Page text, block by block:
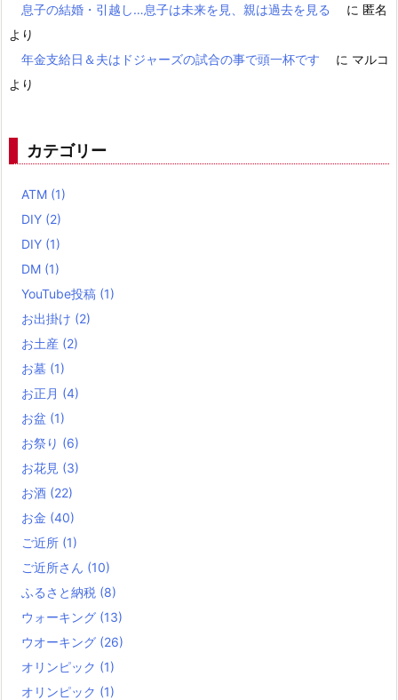
息子の結婚・引越し…息子は未来を見、親は過去を見る
に 匿名
より
年金支給日＆夫はドジャーズの試合の事で頭一杯です
に マルコ
より
カテゴリー
ATM (1)
DIY (2)
DIY (1)
DM (1)
YouTube投稿 (1)
お出掛け (2)
お土産 (2)
お墓 (1)
お正月 (4)
お盆 (1)
お祭り (6)
お花見 (3)
お酒 (22)
お金 (40)
ご近所 (1)
ご近所さん (10)
ふるさと納税 (8)
ウォーキング (13)
ウオーキング (26)
オリンピック (1)
オリンピック (1)